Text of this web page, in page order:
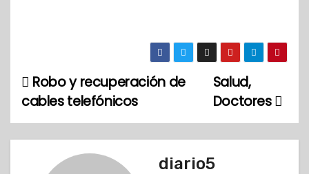
N
a
v
Salud,
Doctores
Robo y recuperación de
cables telefónicos
diario5